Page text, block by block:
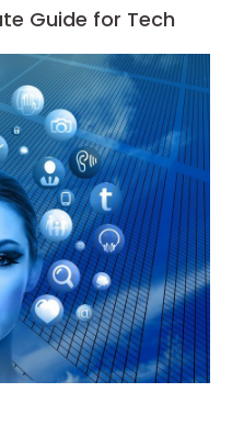
Guide for Tech